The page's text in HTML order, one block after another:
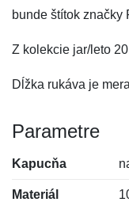
bunde štítok značky
Z kolekcie jar/leto
Dĺžka rukáva je
Parametre
Kapucňa
Materiál